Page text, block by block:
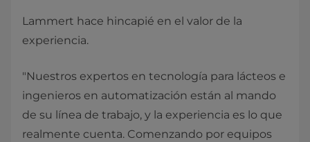
Lammert hace hincapié en el valor de la
experiencia.
"Nuestros expertos en tecnología para lácteos e
ingenieros en automatización están al mando
de su línea de trabajo, y la experiencia es lo que
realmente cuenta. Comenzando por equipos